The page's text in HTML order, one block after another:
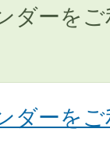
ダーを
ダーを